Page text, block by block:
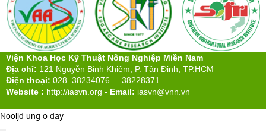
Viện Khoa Học Kỹ Thuật Nông Nghiệp Miền Nam
Địa chỉ: 121 Nguyễn Bỉnh Khiêm, P. Tân Định, TP.HCM
Điện thoại: 028. 38234076 – 38228371
Website : http://iasvn.org - Email: iasvn@vnn.vn
Nooijd ung o day